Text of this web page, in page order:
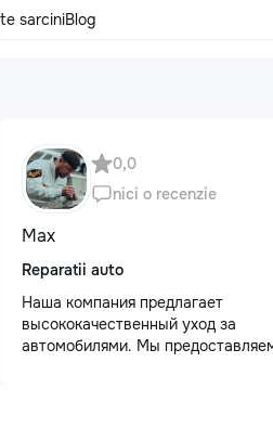
sarciniBlog
0,0
nici o recenzie
Max
Reparatii auto
Наша компания предлагает
высококачественный уход за
автомобилями. Мы